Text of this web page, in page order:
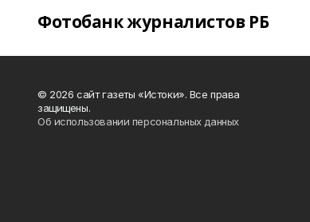
Фотобанк журналистов РБ
© 2026 сайт газеты «Истоки». Все права
защищены.
Об использовании персональных данных